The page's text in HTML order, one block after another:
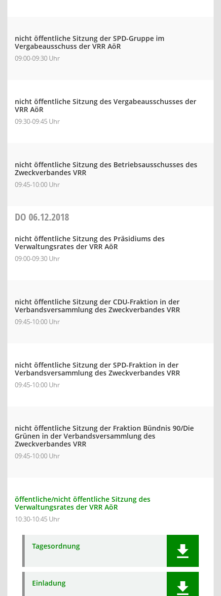
nicht öffentliche Sitzung der SPD-Gruppe im
Vergabeausschuss der VRR AöR
09:00-09:30 Uhr
nicht öffentliche Sitzung des Vergabeausschusses der
VRR AöR
09:30-09:45 Uhr
nicht öffentliche Sitzung des Betriebsausschusses des
Zweckverbandes VRR
09:45-10:00 Uhr
DO 06.12.2018
nicht öffentliche Sitzung des Präsidiums des
Verwaltungsrates der VRR AöR
09:00-09:30 Uhr
nicht öffentliche Sitzung der CDU-Fraktion in der
Verbandsversammlung des Zweckverbandes VRR
09:45-10:00 Uhr
nicht öffentliche Sitzung der SPD-Fraktion in der
Verbandsversammlung des Zweckverbandes VRR
09:45-10:00 Uhr
nicht öffentliche Sitzung der Fraktion Bündnis 90/Die
Grünen in der Verbandsversammlung des
Zweckverbandes VRR
09:45-10:00 Uhr
öffentliche/nicht öffentliche Sitzung des
Verwaltungsrates der VRR AöR
10:30-10:45 Uhr
Tagesordnung
Einladung